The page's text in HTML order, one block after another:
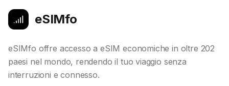
eSIMfo
eSIMfo offre accesso a eSIM economiche in oltre 202
paesi nel mondo, rendendo il tuo viaggio senza
interruzioni e connesso.